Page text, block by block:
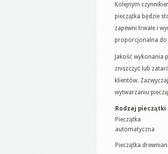
Kolejnym
pieczątka będzie
zapewni trwałe i
proporcjonalna do
Jakość wykonania
zniszczyć lub
klientów.
wytwarzaniu
Rodzaj pieczątki
Pieczątka
automatyczna
Pieczątka